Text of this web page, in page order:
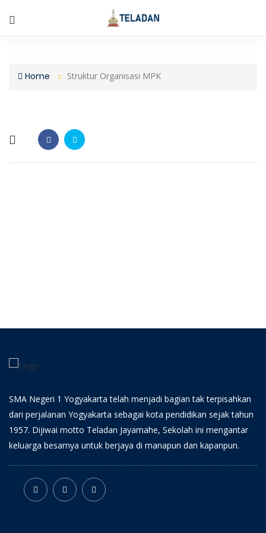
Home Struktur Organisasi MPK
SMA Negeri 1 Yogyakarta telah menjadi bagian tak terpisahkan
dari perjalanan Yogyakarta sebagai kota pendidikan sejak tahun
1957. Dijiwai motto Teladan Jayamahe, Sekolah ini mengantar
keluarga besarnya untuk berjaya di manapun dan kapanpun.